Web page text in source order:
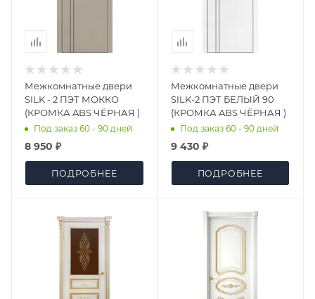
Межкомнатные двери
SILK - 2 ПЭТ МОККО
(КРОМКА ABS ЧЁРНАЯ )
Под заказ 60 - 90 дней
8 950 ₽
ПОДРОБНЕЕ
Межкомнатные двери
SILK-2 ПЭТ БЕЛЫЙ 90
(КРОМКА ABS ЧЁРНАЯ )
Под заказ 60 - 90 дней
9 430 ₽
ПОДРОБНЕЕ